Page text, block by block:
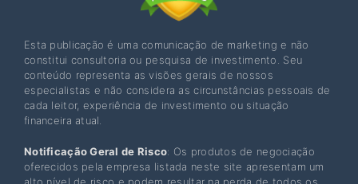
Esta publicação é uma comunicação de marketing e não
constitui consultoria ou pesquisa de investimento. Seu
conteúdo representa as visões gerais de nossos
especialistas e não considera as circunstâncias pessoais de
cada leitor, experiência de investimento ou situação
financeira atual.
Notificação Geral de Risco: Os produtos de negociação
oferecidos pela empresa listada neste site apresentam um